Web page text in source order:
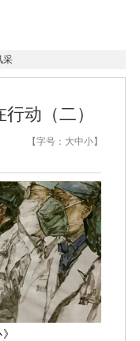
采
动（二）
【字号： 大中小】